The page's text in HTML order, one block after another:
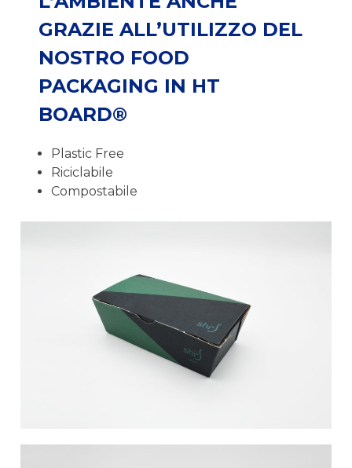
GRAZIE ALL’UTILIZZO DEL
NOSTRO FOOD
PACKAGING IN HT
BOARD®
Plastic Free
Riciclabile
Compostabile